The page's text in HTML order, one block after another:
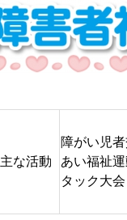
主な活動
障がい児
あい福祉
タック大